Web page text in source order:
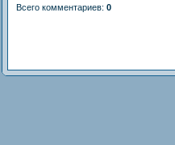
Всего комментариев: 0